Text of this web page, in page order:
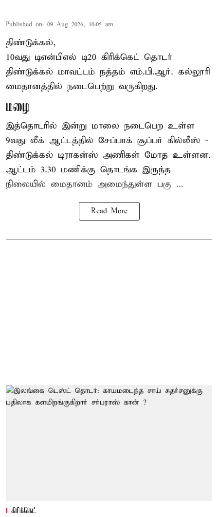
Published on: 09 Aug 2026, 10:05 am
திண்டுக்கல்,
10வது டிஎன்பிஎல் டி20 கிரிக்கெட் தொடர்
திண்டுக்கல் மாவட்டம் நத்தம் எம்.பி.ஆர். கல்லூரி
மைதானத்தில் நடைபெற்று வருகிறது.
மழை
இத்தொடரில் இன்று மாலை நடைபெற உள்ள
9வது லீக் ஆட்டத்தில் சேப்பாக் சூப்பர் கில்லீஸ் -
திண்டுக்கல் டிராகன்ஸ் அணிகள் மோத உள்ளன.
ஆட்டம் 3.30 மணிக்கு தொடங்க இருந்த
நிலையில் மைதானம் அமைந்துள்ள பகு ...
Read More
கிரிக்கெட்